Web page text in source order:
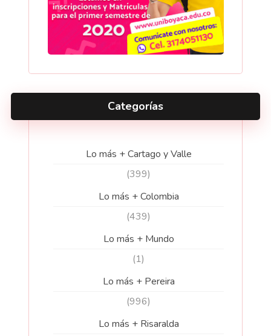
Categorías
Lo más + Cartago y Valle
(399)
Lo más + Colombia
(439)
Lo más + Mundo
(1)
Lo más + Pereira
(996)
Lo más + Risaralda